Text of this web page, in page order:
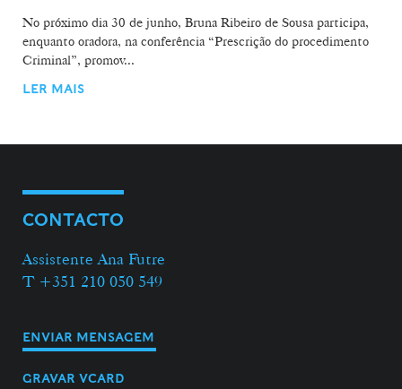
No próximo dia 30 de junho, Bruna Ribeiro de Sousa participa,
enquanto oradora, na conferência “Prescrição do procedimento
Criminal”, promov...
LER MAIS
CONTACTO
Assistente Ana Futre
T +351 210 050 549
ENVIAR MENSAGEM
GRAVAR VCARD